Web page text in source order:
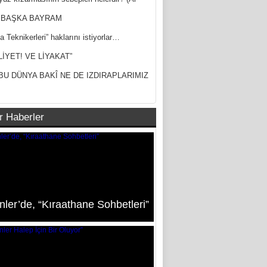
BAYRAM
Teknikerleri” haklarını istiyorlar…
VE LİYAKAT”
DÜNYA BAKÎ NE DE IZDIRAPLARIMIZ
Haberler
“Kıraathane Sohbetleri”